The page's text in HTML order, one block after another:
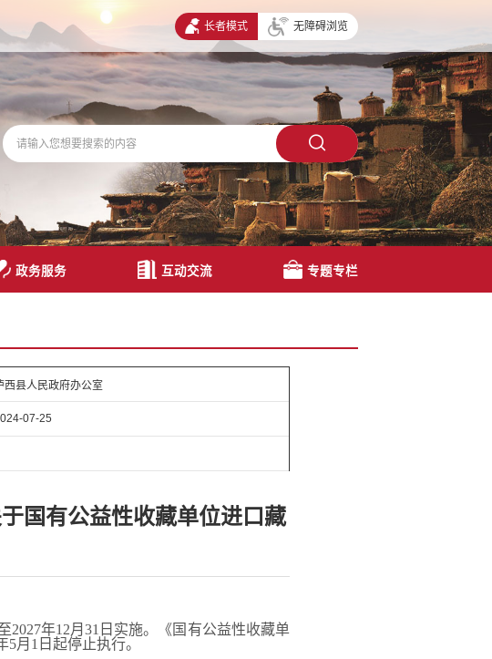
长者模式 无障碍浏览
政务服务 互动交流 专题专栏
西县人民政府办公室
07-25
国有公益性收藏单位进口藏
年12月31日实施。《国有公益性收藏单
月1日起停止执行。